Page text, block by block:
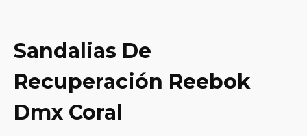
Sandalias De
Recuperación Reebok
Dmx Coral